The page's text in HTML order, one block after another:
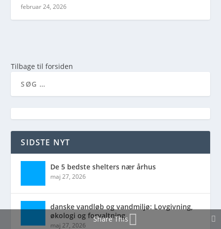
februar 24, 2026
Tilbage til forsiden
SIDSTE NYT
De 5 bedste shelters nær århus
maj 27, 2026
danske vandløb og vandmiljø: Lovgivning,
økologi og forvaltning
maj 27, 2026
Share This